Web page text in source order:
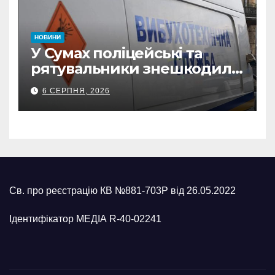
НОВИНИ
У Сумах поліцейські та
рятувальники знешкодили
500-кілограмову авіабомбу
росіян
6 СЕРПНЯ, 2026
Св. про реєстрацію КВ №881-703Р від 26.05.2022
Ідентифікатор МЕДІА R-40-02241